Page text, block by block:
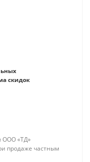
скидок
ООО «ТД»
продаже частным